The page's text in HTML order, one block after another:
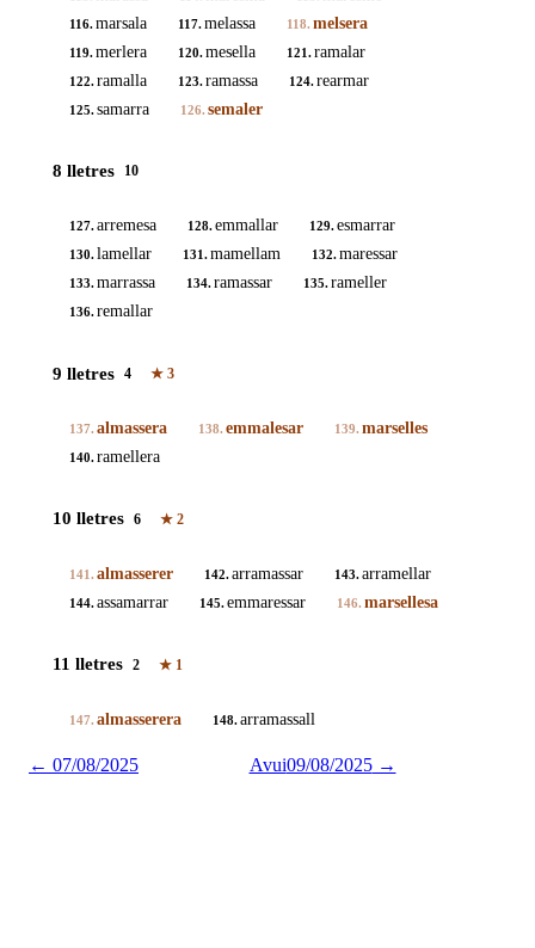
116.marsala 117.melassa 118. melsera
119.merlera 120.mesella 121.ramalar
122.ramalla 123.ramassa 124.rearmar
125.samarra 126. semaler
8 lletres 10
127.arremesa 128.emmallar 129.esmarrar
130.lamellar 131.mamellam 132.maressar
133.marrassa 134.ramassar 135.rameller
136.remallar
9 lletres 4 ★ 3
137. almassera 138. emmalesar 139. marselles
140.ramellera
10 lletres 6 ★ 2
141. almasserer 142.arramassar 143.arramellar
144.assamarrar 145.emmaressar 146. marsellesa
11 lletres 2 ★ 1
147. almasserera 148.arramassall
← 07/08/2025 Avui09/08/2025→